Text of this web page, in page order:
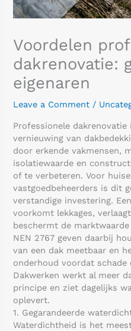
Voordelen
dakrenovatie:
eigenaren
Leave a Comment /
Professionele
vernieuwing van
door erkende vakmensen,
isolatiewaarde en
of te verbeteren. Voor
vastgoedbeheerders is dit
verstandige investering.
voorkomt lekkages,
beschermt de
NEN 2767 geven daarbij
van een dak meetbaar en
onderhoud voordat schade
Dakwerken werkt al meer
principe en ziet dagelijks
oplevert.
1. Gegarandeerde
Waterdichtheid is het